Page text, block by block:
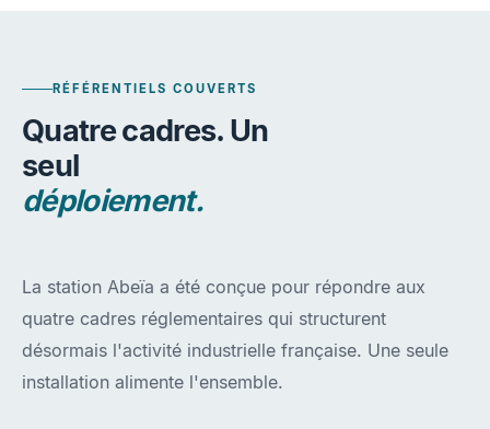
RÉFÉRENTIELS COUVERTS
Quatre cadres. Un
seul
déploiement.
La station Abeïa a été conçue pour répondre aux
quatre cadres réglementaires qui structurent
désormais l'activité industrielle française. Une seule
installation alimente l'ensemble.